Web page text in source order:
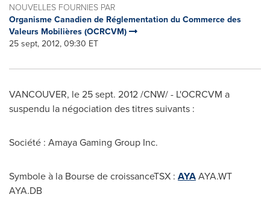
NOUVELLES FOURNIES PAR
Organisme Canadien de Réglementation du Commerce des
Valeurs Mobilières (OCRCVM)
25 sept, 2012, 09:30 ET
VANCOUVER, le25 sept. 2012/CNW/ - L'OCRCVM a
suspendu la négociation des titres suivants :
Société : Amaya Gaming Group Inc.
Symbole à la Bourse de croissanceTSX : AYAAYA.WT
AYA.DB